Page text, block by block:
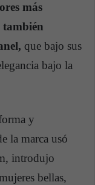
más
que bajo sus
bajo la
y
la marca usó
introdujo
bellas,